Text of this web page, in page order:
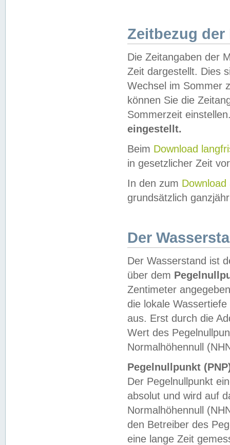
Zeitbezug der
Die Zeitangaben der
Zeit dargestellt. Dies
Wechsel im Sommer
können Sie die
Sommerzeit
eingestellt.
Beim Download
in gesetzlicher Zeit
In den zum Download
grundsätzlich
Der
Der Wasserstand ist
über dem
Zentimeter
die lokale
aus. Erst durch die
Wert des
Normalhöhennull
Pegelnullpunkt
Der Pegelnullpunkt
absolut und wird auf
Normalhöhennull
den Betreiber des
eine lange Zeit